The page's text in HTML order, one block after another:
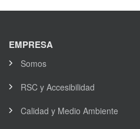
EMPRESA
Somos
RSC y Accesibilidad
Calidad y Medio Ambiente